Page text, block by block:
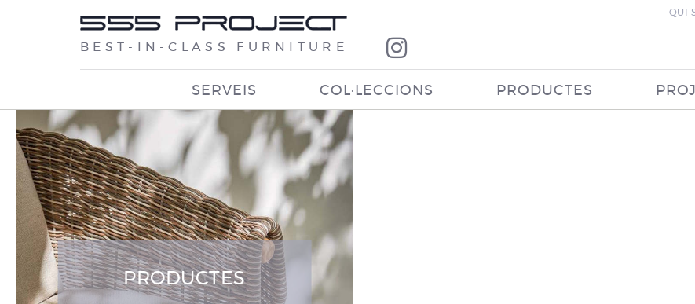
BEST-IN-CLASS FURNITURE
QUI
SERVEIS COL·LECCIONS PRODUCTES
PRODUCTES